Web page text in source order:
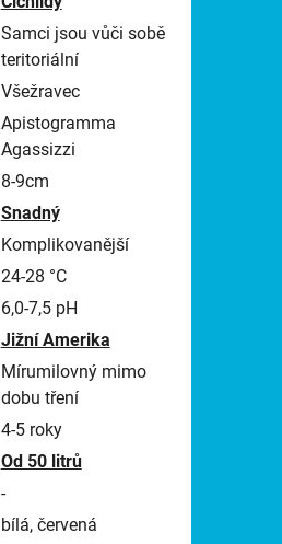
Samci jsou vůči sobě
teritoriální
Všežravec
Apistogramma
Agassizzi
8-9cm
Snadný
Komplikovanější
24-28 °C
6,0-7,5 pH
Jižní Amerika
Mírumilovný mimo
dobu tření
4-5 roky
Od 50 litrů
-
bílá, červená